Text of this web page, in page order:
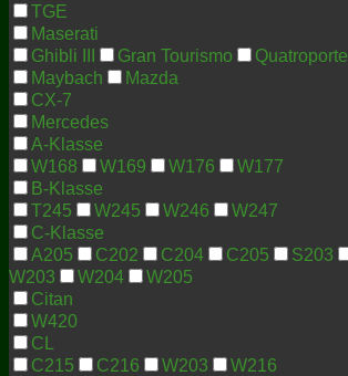
TGE
Maserati
Ghibli III
Gran Tourismo
Quatroporte
Maybach
Mazda
CX-7
Mercedes
A-Klasse
W168
W169 W176
W177
B-Klasse
T245
W245 W246
W247
C-Klasse
A205
C202 C204 C205 S203
W203
W204
W205
Citan
W420
CL
C215
C216 W203
W216